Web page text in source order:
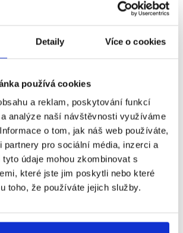
Detaily Více o cookies
používá cookies
a reklam, poskytování funkcí
analýze naší návštěvnosti využíváme
o tom, jak náš web používáte,
pro sociální média, inzerci a
údaje mohou zkombinovat s
které jste jim poskytli nebo které
toho, že používáte jejich služby.